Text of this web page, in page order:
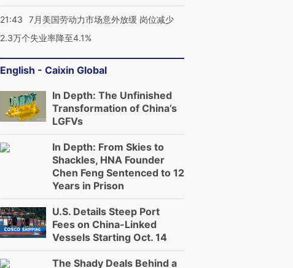
21:43
7月美国劳动力市场意外放缓 岗位减少
2.3万个失业率降至4.1%
English - Caixin Global
In Depth: The Unfinished
Transformation of China’s
LGFVs
In Depth: From Skies to
Shackles, HNA Founder
Chen Feng Sentenced to 12
Years in Prison
U.S. Details Steep Port
Fees on China-Linked
Vessels Starting Oct. 14
The Shady Deals Behind a